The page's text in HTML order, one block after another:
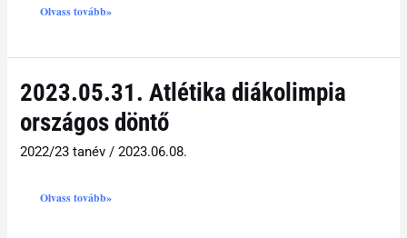
Olvass tovább»
2023.05.31. Atlétika diákolimpia
országos döntő
2022/23 tanév /2023.06.08.
2023.05.31.
Atlétika
diákolimpia
országos
döntő
Olvass tovább»